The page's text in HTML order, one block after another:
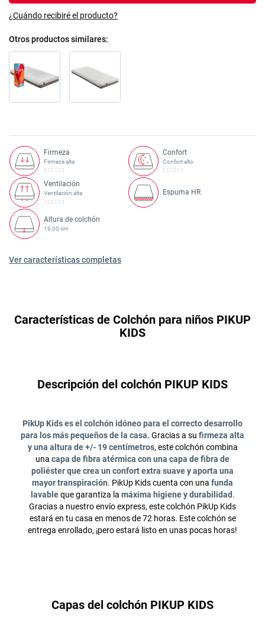
¿Cuándo recibiré el producto?
Otros productos similares
Firmeza
Firmeza alta
Confort
Confort alto
Ventilación
Ventilación alta Espuma HR
Altura de colchón
19,00 cm
Ver características completas
Características de Colchón para niños PIKUP
KIDS
Descripción del colchón PIKUP KIDS
PikUp Kids es el colchón idóneo para el correcto desarrollo
para los más pequeños de la casa. Gracias a su firmeza alta
y una altura de +/- 19 centímetros, este colchón combina
una capa de fibra atérmica con una capa de fibra de
poliéster que crea un confort extra suave y aporta una
mayor transpiración. PikUp Kids cuenta con una funda
lavableque garantiza la máxima higiene y durabilidad.
Gracias a nuestro envío express, este colchón PikUp Kids
estará en tu casa en menos de 72 horas. Este colchón se
entrega enrollado, ¡pero estará listo en unas pocas horas!
Capas del colchón PIKUP KIDS